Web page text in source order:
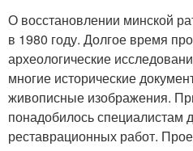
О восстановлении минской
в 1980 году. Долгое время
археологические
многие исторические
живописные изображения.
понадобилось специалистам
реставрационных работ.